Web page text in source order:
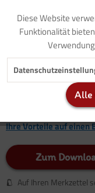
Bei der Beschäftigung
Kinder nicht daran
vielmehr wird ihnen
Ihre Vorteile auf einen
Zum
Auf Ihren Merkzettel
Marketing
Tracking
Diese Website
Funktionalität
Alle